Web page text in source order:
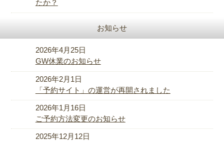
たか？
お知らせ
2026年4月25日
GW休業のお知らせ
2026年2月1日
「予約サイト」の運営が再開されました
2026年1月16日
ご予約方法変更のお知らせ
2025年12月12日